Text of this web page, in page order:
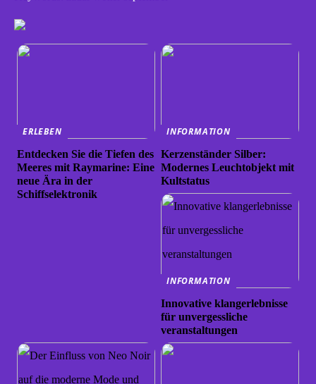
ERLEBEN
Entdecken Sie die Tiefen des
Meeres mit Raymarine: Eine
neue Ära in der
Schiffselektronik
INFORMATION
Kerzenständer Silber:
Modernes Leuchtobjekt mit
Kultstatus
INFORMATION
Innovative klangerlebnisse
für unvergessliche
veranstaltungen